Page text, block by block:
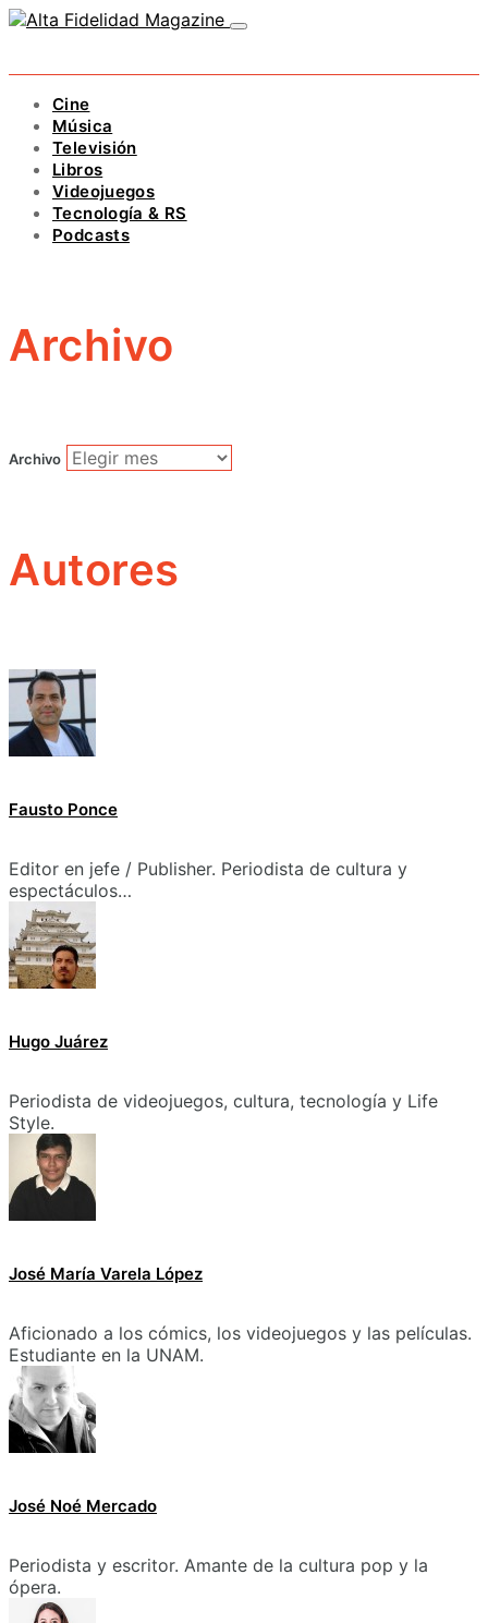
Cine
Música
Televisión
Libros
Videojuegos
Tecnología & RS
Podcasts
Archivo
Archivo
Autores
Fausto Ponce
Editor en jefe / Publisher. Periodista de cultura y
espectáculos…
Hugo Juárez
Periodista de videojuegos, cultura, tecnología y Life
Style.
José María Varela López
Aficionado a los cómics, los videojuegos y las películas.
Estudiante en la UNAM.
José Noé Mercado
Periodista y escritor. Amante de la cultura pop y la
ópera.